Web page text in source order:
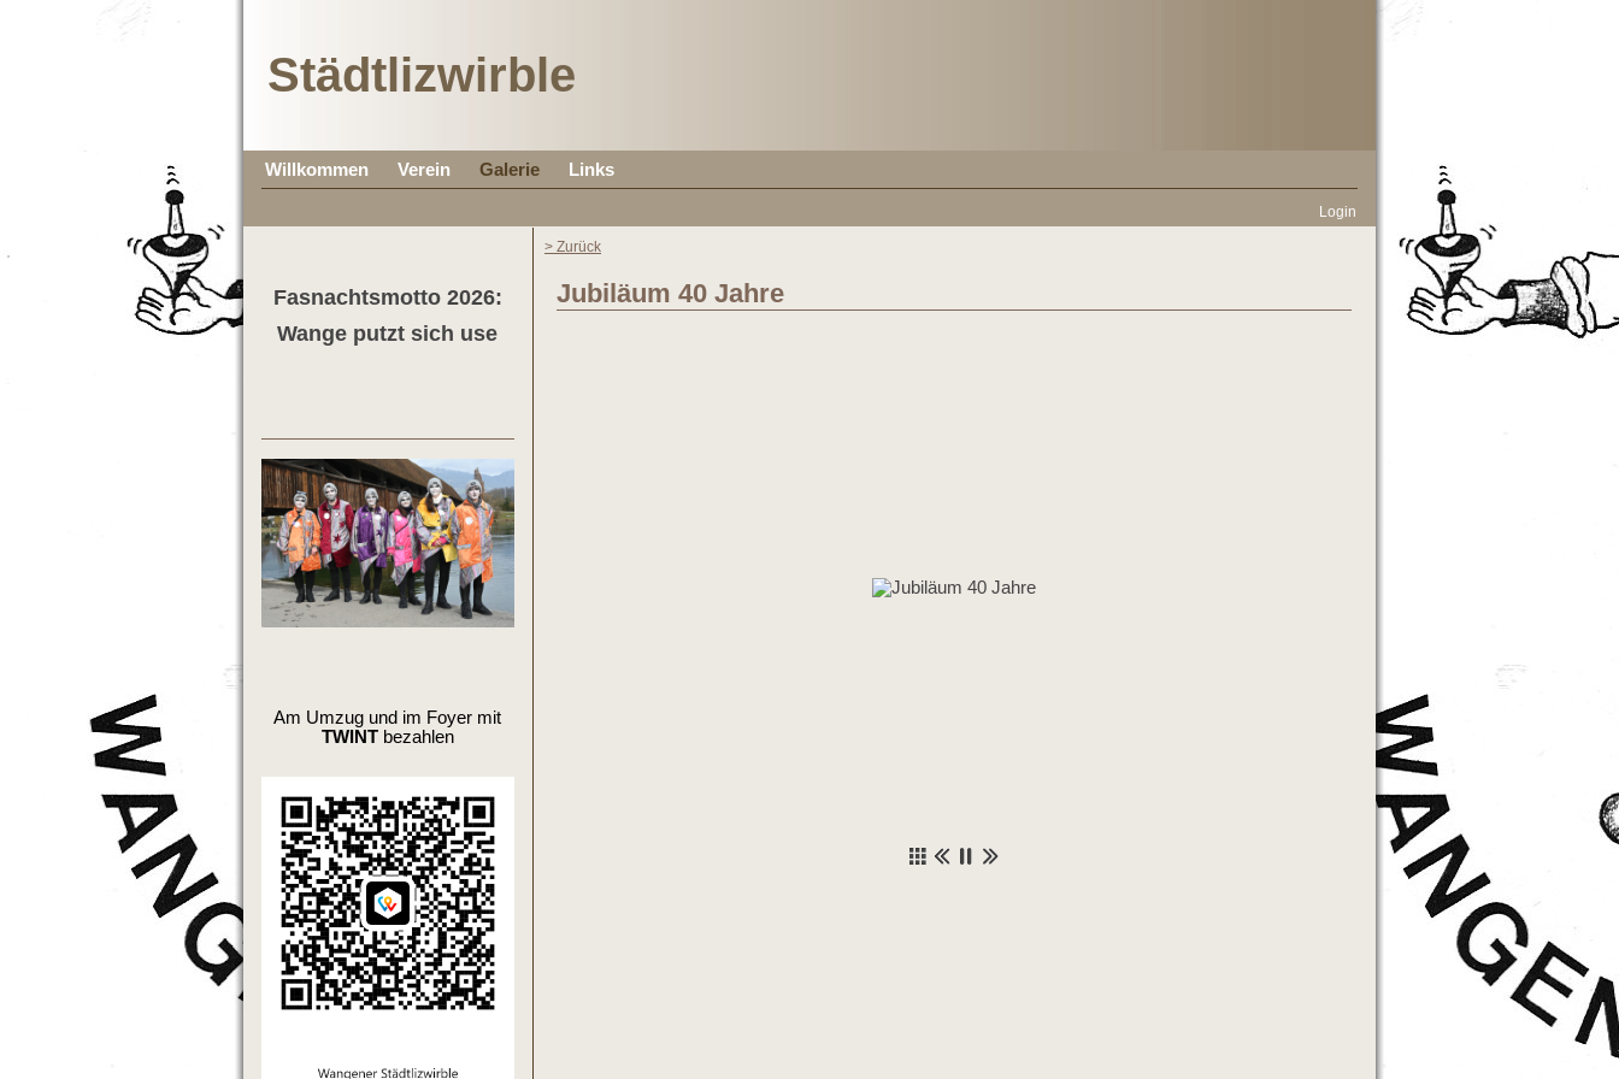
Städtlizwirble
Willkommen Verein Galerie Links
Login
Fasnachtsmotto 2026:
Wange putzt sich use
Am Umzug und im Foyer mit
TWINTbezahlen
> Zurück
Jubiläum 40 Jahre